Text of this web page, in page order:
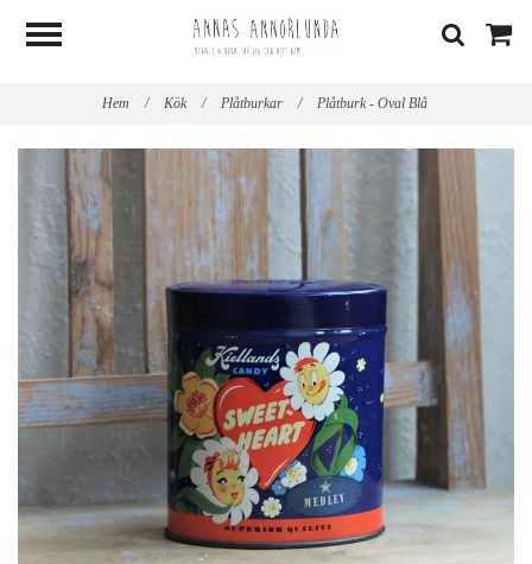
Hem / Kök / Plåtburkar / Plåtburk - Oval Blå